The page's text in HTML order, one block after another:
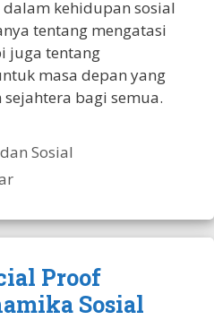
kehidupan sosial
tentang mengatasi
juga tentang
masa depan yang
bagi semua.
Sosial
Proof
Sosial